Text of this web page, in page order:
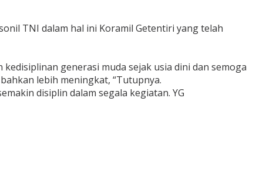
TNI dalam hal ini Koramil Getentiri yang telah
generasi muda sejak usia dini dan semoga
lebih meningkat, “Tutupnya.
disiplin dalam segala kegiatan. YG